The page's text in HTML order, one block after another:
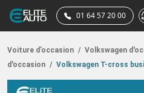
01 64 57 20 00
Voiture d’occasion / Volkswagen
d'occasion / Volkswagen T-cross